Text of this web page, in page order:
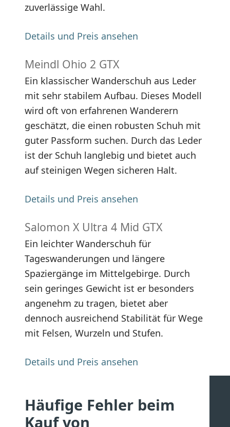
zuverlässige Wahl.
Details und Preis ansehen
Meindl Ohio 2 GTX
Ein klassischer Wanderschuh aus Leder
mit sehr stabilem Aufbau. Dieses Modell
wird oft von erfahrenen Wanderern
geschätzt, die einen robusten Schuh mit
guter Passform suchen. Durch das Leder
ist der Schuh langlebig und bietet auch
auf steinigen Wegen sicheren Halt.
Details und Preis ansehen
Salomon X Ultra 4 Mid GTX
Ein leichter Wanderschuh für
Tageswanderungen und längere
Spaziergänge im Mittelgebirge. Durch
sein geringes Gewicht ist er besonders
angenehm zu tragen, bietet aber
dennoch ausreichend Stabilität für Wege
mit Felsen, Wurzeln und Stufen.
Details und Preis ansehen
Häufige Fehler beim
Kauf von